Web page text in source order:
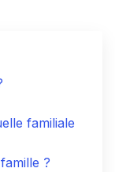
familiale
?